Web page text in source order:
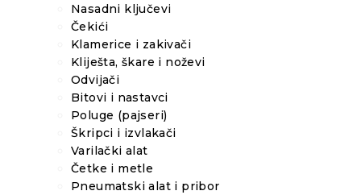
Nasadni ključevi
Čekići
Klamerice i zakivači
Kliješta, škare i noževi
Odvijači
Bitovi i nastavci
Poluge (pajseri)
Škripci i izvlakači
Varilački alat
Četke i metle
Pneumatski alat i pribor